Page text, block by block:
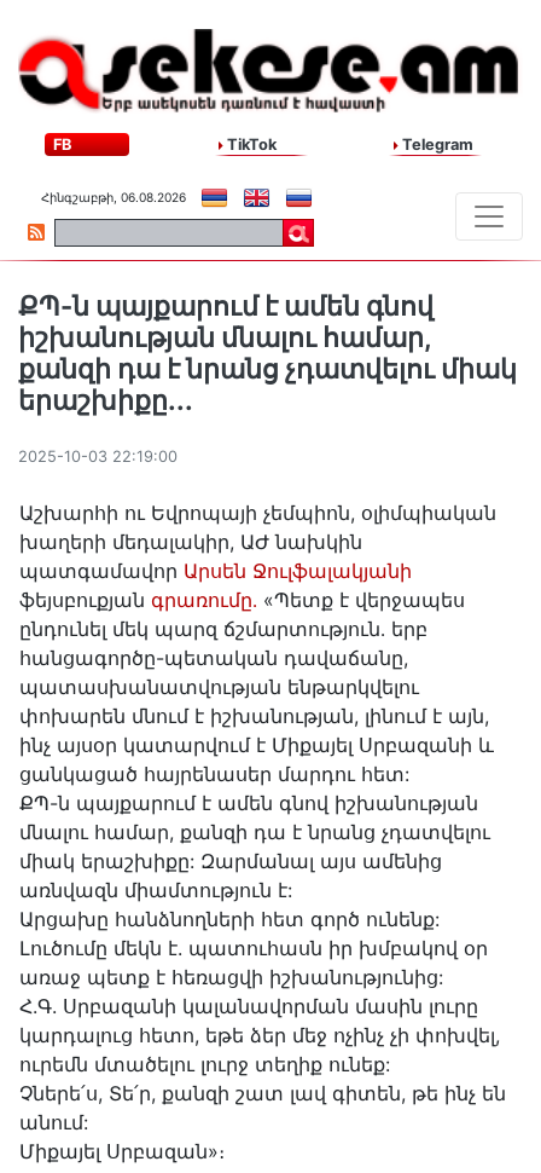
FB TikTok Telegram
Հինգշաբթի, 06.08.2026
ՔՊ-ն պայքարում է ամեն գնով
իշխանության մնալու համար,
քանզի դա է նրանց չդատվելու միակ
երաշխիքը․․․
2025-10-03 22:19:00
Աշխարհի ու Եվրոպայի չեմպիոն, օլիմպիական
խաղերի մեդալակիր, ԱԺ նախկին
պատգամավոր Արսեն Ջուլֆալակյանի
ֆեյսբուքյան գրառումը․ «Պետք է վերջապես
ընդունել մեկ պարզ ճշմարտություն․ երբ
հանցագործը-պետական դավաճանը,
պատասխանատվության ենթարկվելու
փոխարեն մնում է իշխանության, լինում է այն,
ինչ այսօր կատարվում է Միքայել Սրբազանի և
ցանկացած հայրենասեր մարդու հետ:
ՔՊ-ն պայքարում է ամեն գնով իշխանության
մնալու համար, քանզի դա է նրանց չդատվելու
միակ երաշխիքը: Զարմանալ այս ամենից
առնվազն միամտություն է:
Արցախը հանձնողների հետ գործ ունենք:
Լուծումը մեկն է. պատուհասն իր խմբակով օր
առաջ պետք է հեռացվի իշխանությունից:
Հ.Գ. Սրբազանի կալանավորման մասին լուրը
կարդալուց հետո, եթե ձեր մեջ ոչինչ չի փոխվել,
ուրեմն մտածելու լուրջ տեղիք ունեք:
Չներե՛ս, Տե՛ր, քանզի շատ լավ գիտեն, թե ինչ են
անում:
Միքայել Սրբազան»։